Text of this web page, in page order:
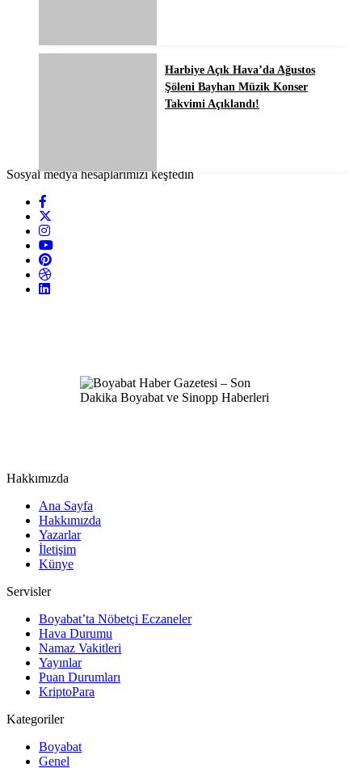
Harbiye Açık Hava’da Ağustos
Şöleni Bayhan Müzik Konser
Takvimi Açıklandı!
Sosyal medya hesaplarımızı keşfedin
Hakkımızda
Ana Sayfa
Hakkımızda
Yazarlar
İletişim
Künye
Servisler
Boyabat’ta Nöbetçi Eczaneler
Hava Durumu
Namaz Vakitleri
Yayınlar
Puan Durumları
KriptoPara
Kategoriler
Boyabat
Genel